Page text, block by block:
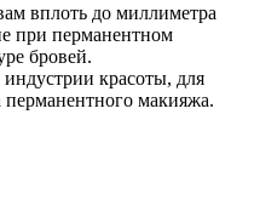
вплоть до миллиметра
при перманентном
бровей.
красоты, для
перманентного макияжа.